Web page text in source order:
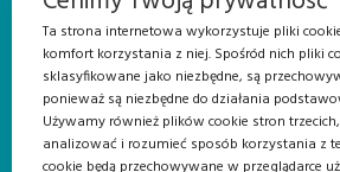
Sterylizatory do noży
Meble
Dokumenty do pobrania
Ta strona internetowa wykorzystuje pliki
komfort korzystania z niej. Spośród nich pliki
sklasyfikowane jako niezbędne, są
ponieważ są niezbędne do działania
Używamy również plików cookie stron
analizować i rozumieć sposób korzystania z
cookie będą przechowywane w przeglądarce